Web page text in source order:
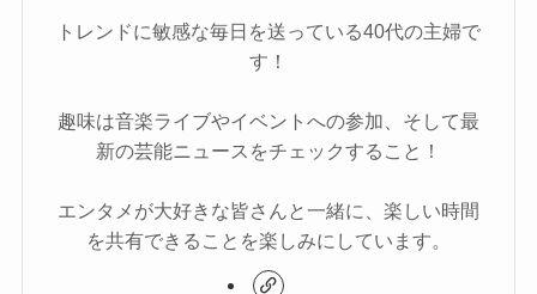
トレンドに敏感な毎日を送っている40代の主婦で
す！
趣味は音楽ライブやイベントへの参加、そして最
新の芸能ニュースをチェックすること！
エンタメが大好きな皆さんと一緒に、楽しい時間
を共有できることを楽しみにしています。